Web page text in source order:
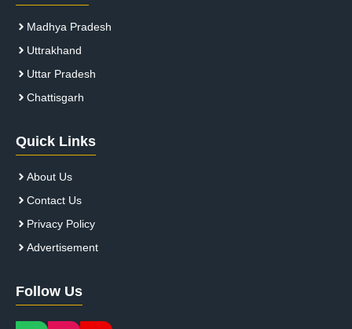
Madhya Pradesh
Uttrakhand
Uttar Pradesh
Chattisgarh
Quick Links
About Us
Contact Us
Privacy Policy
Advertisement
Follow Us